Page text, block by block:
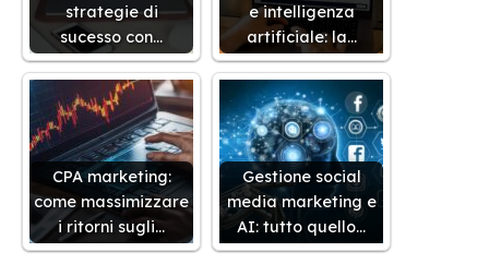
strategie di
sucesso con…
e intelligenza
artificiale: la…
CPA marketing:
come massimizzare
i ritorni sugli…
Gestione social
media marketing e
AI: tutto quello…